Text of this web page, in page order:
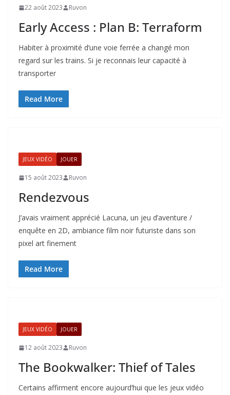
22 août 2023 Ruvon
Early Access : Plan B: Terraform
Habiter à proximité d’une voie ferrée a changé mon
regard sur les trains. Si je reconnais leur capacité à
transporter
Read More
JEUX VIDÉO JOUER
15 août 2023 Ruvon
Rendezvous
J’avais vraiment apprécié Lacuna, un jeu d’aventure /
enquête en 2D, ambiance film noir futuriste dans son
pixel art finement
Read More
JEUX VIDÉO JOUER
12 août 2023 Ruvon
The Bookwalker: Thief of Tales
Certains affirment encore aujourd’hui que les jeux vidéo